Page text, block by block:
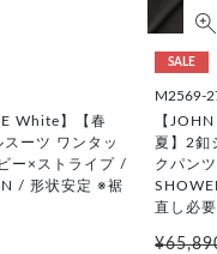
White】【春
ーツ ワンタッ
ー×ストライプ /
/ 形状安定 ※裾
SALE
M2569-
【
夏】2釦
クパン
直し必要